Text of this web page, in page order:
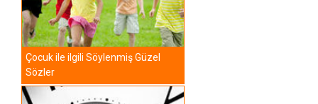
Çocuk ile ilgili Söylenmiş Güzel
Sözler